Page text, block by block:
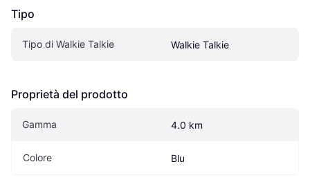
Tipo
Tipo di Walkie Talkie Walkie Talkie
Proprietà del prodotto
Gamma 4.0 km
Colore Blu